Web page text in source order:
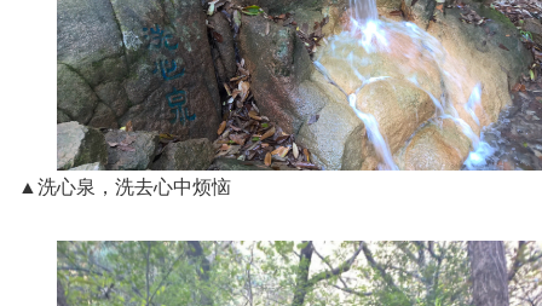
▲洗心泉，洗去心中烦恼